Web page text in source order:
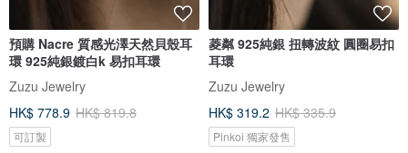
預購 Nacre 質感光澤天然貝殼耳
環 925純銀鍍白k 易扣耳環
Zuzu Jewelry
HK$ 778.9 HK$ 819.8
可訂製
菱粼 925純銀 扭轉波紋 圓圈易扣
耳環
Zuzu Jewelry
HK$ 319.2 HK$ 335.9
Pinkoi 獨家發售